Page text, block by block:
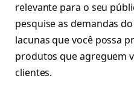
relevante para o seu
pesquise as demandas
lacunas que você possa
produtos que agreguem
clientes.